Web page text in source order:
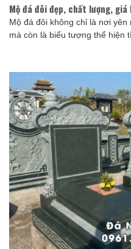
Mộ đá đôi đẹp, chất lượng,
Mộ đá đôi không chỉ là nơi
mà còn là biểu tượng thể hiện